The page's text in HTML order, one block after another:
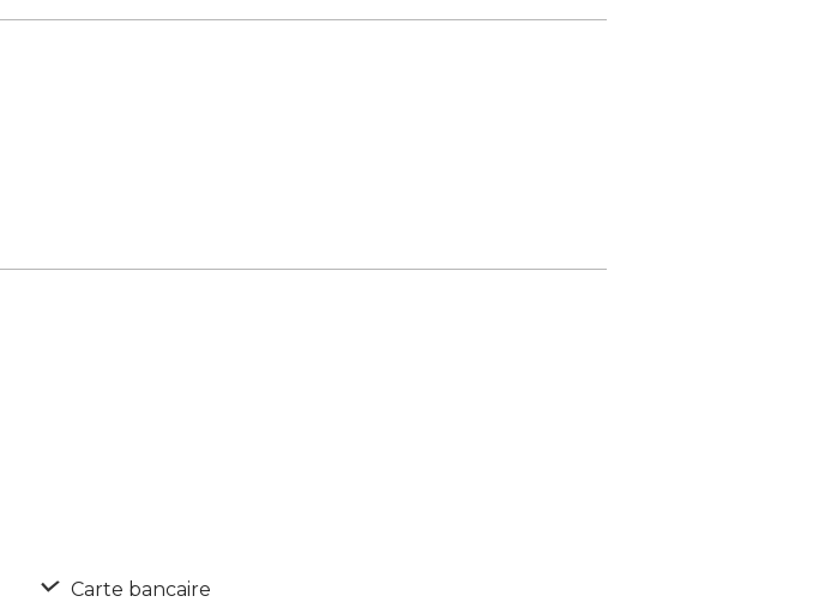
Carte bancaire